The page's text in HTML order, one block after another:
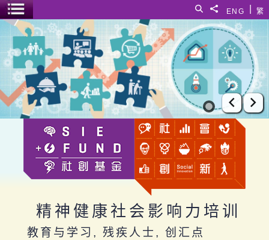
繁
ENG
分享給
搜寻
菜单开关
精神健康社会影响力培训
上一张
下
精神健康社会影响力培训
教育与学习, 残疾人士, 创汇点